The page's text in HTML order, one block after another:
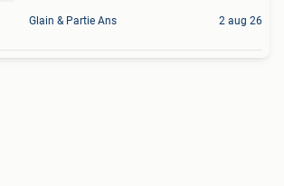
Glain & Partie Ans 2 aug 26